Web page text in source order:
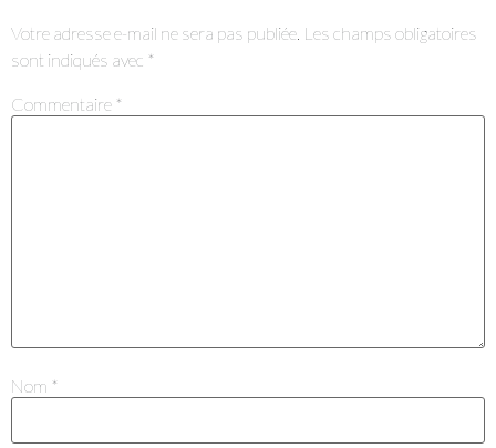
Votre adresse e-mail ne sera pas publiée. Les champs obligatoires
sont indiqués avec *
Commentaire *
Nom *